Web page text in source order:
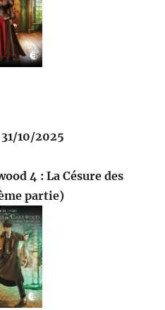
10/2025
4 : La Césure des
partie)